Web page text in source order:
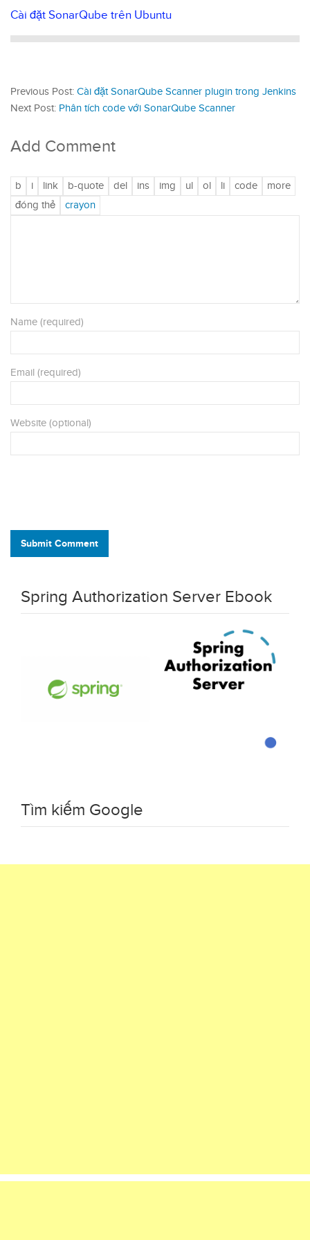
Cài đặt SonarQube trên Ubuntu
Previous Post: Cài đặt SonarQube Scanner plugin trong Jenkins
Next Post: Phân tích code với SonarQube Scanner
Add Comment
Name (required)
Email (required)
Website (optional)
Submit Comment
Spring Authorization Server Ebook
Tìm kiếm Google